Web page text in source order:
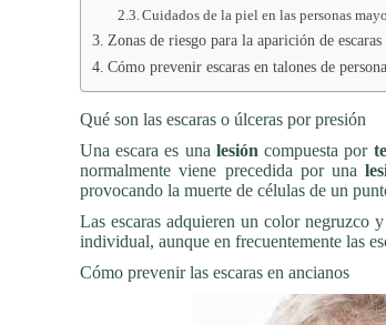
Cuidados de la piel en las personas
Zonas de riesgo para la aparición de escaras
Cómo prevenir escaras en talones de
Qué son las escaras o úlceras por presión
Una escara es una lesión compuesta por
normalmente viene precedida por una
provocando la muerte de células de un
Las escaras adquieren un color negruzco
individual, aunque en frecuentemente las
Cómo prevenir las escaras en ancianos